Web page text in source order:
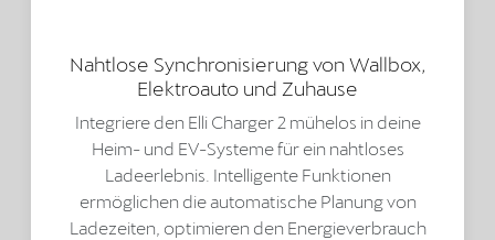
Nahtlose Synchronisierung von Wallbox,
Elektroauto und Zuhause
Integriere den Elli Charger 2 mühelos in deine
Heim- und EV-Systeme für ein nahtloses
Ladeerlebnis. Intelligente Funktionen
ermöglichen die automatische Planung von
Ladezeiten, optimieren den Energieverbrauch